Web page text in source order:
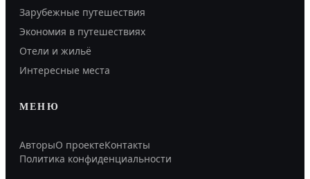
Зарубежные путешествия
Экономия в путешествиях
Отели и жильё
Интересные места
МЕНЮ
АвторыО проектеКонтакты
Политика конфиденциальности